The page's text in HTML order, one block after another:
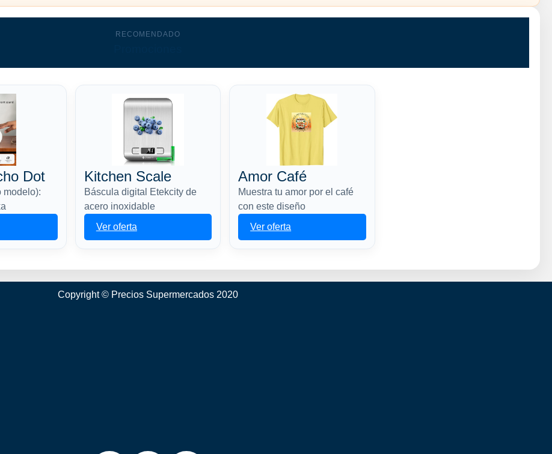
RECOMENDADO
Dot
modelo):
Kitchen Scale
Báscula digital Etekcity de
acero inoxidable
Ver oferta
Amor Café
Muestra tu amor por el café
con este diseño
Ver oferta
Copyright © Precios Supermercados 2020